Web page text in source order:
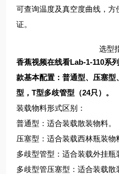
可查询温度及真空度曲线，
证。
选型
香蕉视频在线看Lab-1-110系
款基本配置：普通型、压塞
型，T型多歧管型（24只）。
装载物料形式区别：
普通型：适合装载散装物料。
压塞型：适合装载西林瓶装物
多歧型管型：适合装载外挂瓶
多歧型管压塞型：适合装载